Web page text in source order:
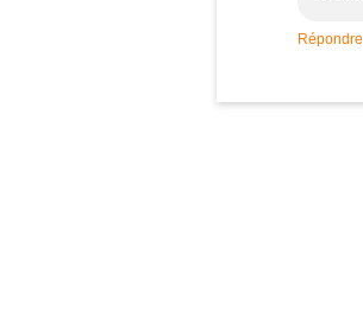
Répondre